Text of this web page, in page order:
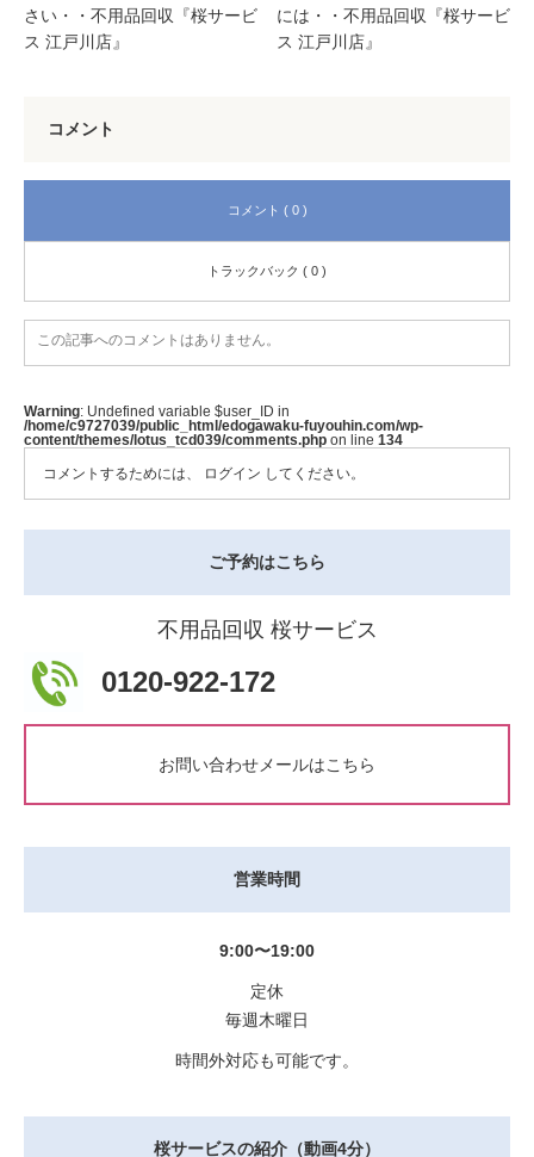
さい・・不用品回収『桜サービ
ス 江戸川店』
には・・不用品回収『桜サービ
ス 江戸川店』
コメント
コメント ( 0 )
トラックバック ( 0 )
この記事へのコメントはありません。
Warning: Undefined variable $user_ID in
/home/c9727039/public_html/edogawaku-fuyouhin.com/wp-
content/themes/lotus_tcd039/comments.php on line 134
コメントするためには、
ログイン してください。
ご予約はこちら
不用品回収 桜サービス
0120-922-172
お問い合わせメールはこちら
営業時間
9:00〜19:00
定休
毎週木曜日
時間外対応も可能です。
桜サービスの紹介（動画4分）